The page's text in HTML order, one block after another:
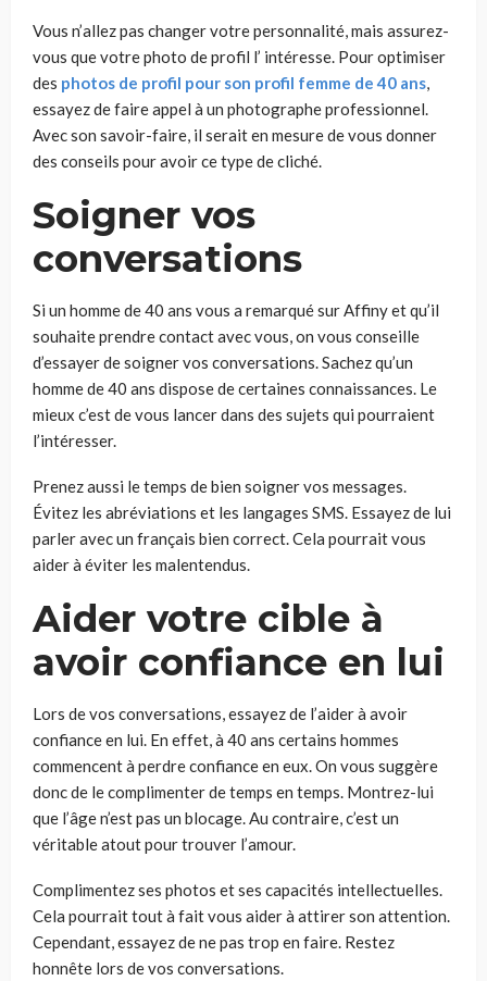
Vous n’allez pas changer votre personnalité, mais assurez-
vous que votre photo de profil l’ intéresse. Pour optimiser
des photos de profil pour son profil femme de 40 ans,
essayez de faire appel à un photographe professionnel.
Avec son savoir-faire, il serait en mesure de vous donner
des conseils pour avoir ce type de cliché.
Soigner vos
conversations
Si un homme de 40 ans vous a remarqué sur Affiny et qu’il
souhaite prendre contact avec vous, on vous conseille
d’essayer de soigner vos conversations. Sachez qu’un
homme de 40 ans dispose de certaines connaissances. Le
mieux c’est de vous lancer dans des sujets qui pourraient
l’intéresser.
Prenez aussi le temps de bien soigner vos messages.
Évitez les abréviations et les langages SMS. Essayez de lui
parler avec un français bien correct. Cela pourrait vous
aider à éviter les malentendus.
Aider votre cible à
avoir confiance en lui
Lors de vos conversations, essayez de l’aider à avoir
confiance en lui. En effet, à 40 ans certains hommes
commencent à perdre confiance en eux. On vous suggère
donc de le complimenter de temps en temps. Montrez-lui
que l’âge n’est pas un blocage. Au contraire, c’est un
véritable atout pour trouver l’amour.
Complimentez ses photos et ses capacités intellectuelles.
Cela pourrait tout à fait vous aider à attirer son attention.
Cependant, essayez de ne pas trop en faire. Restez
honnête lors de vos conversations.